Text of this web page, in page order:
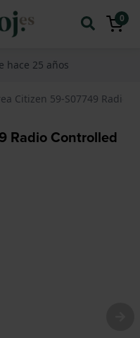
0
hace 25 años
Citizen 59-S07749 Radio
Radio Controlled